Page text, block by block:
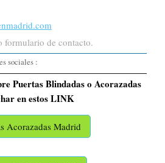
formulario de contacto.
sociales :
Puertas Blindadas o Acorazadas
en estos LINK
Acorazadas Madrid